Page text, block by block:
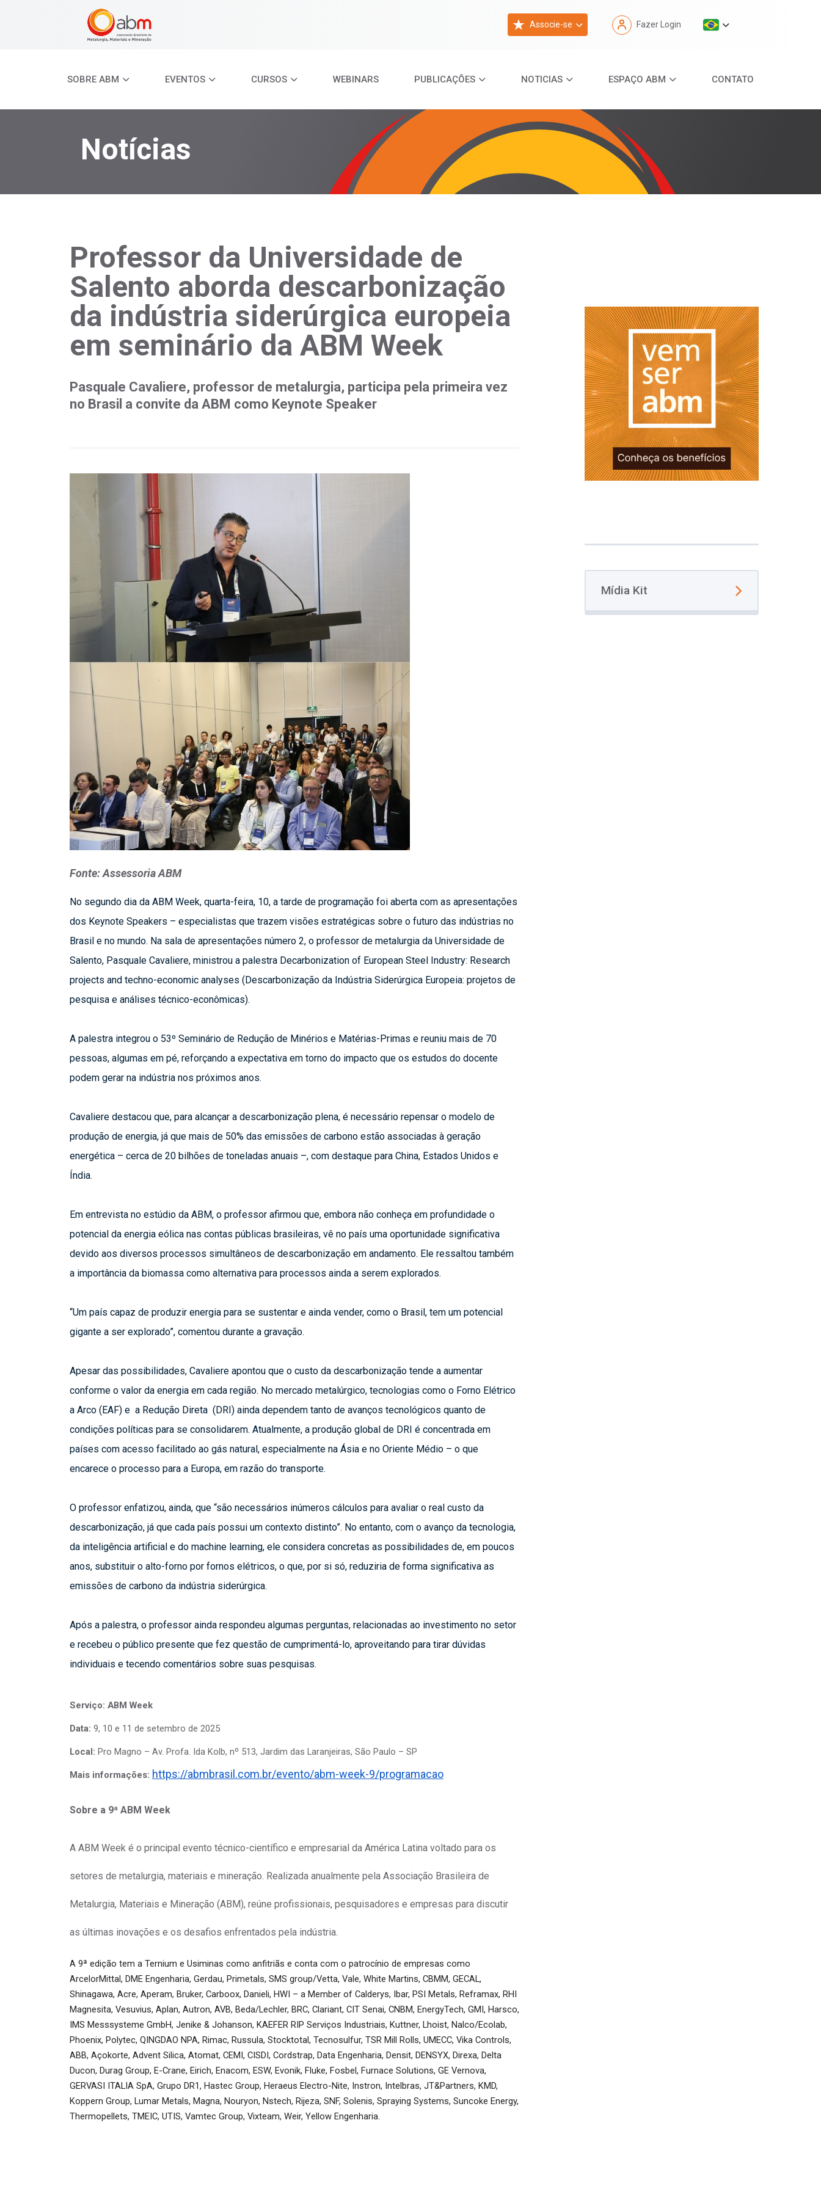
Associe-se Fazer Login
SOBRE ABM EVENTOS CURSOS WEBINARS PUBLICAÇÕES NOTICIAS ESPAÇO ABM CONTATO
Notícias
Professor da Universidade de
Salento aborda descarbonização
da indústria siderúrgica europeia
em seminário da ABM Week
Pasquale Cavaliere, professor de metalurgia, participa pela primeira vez
no Brasil a convite da ABM como Keynote Speaker
Fonte: Assessoria ABM
No segundo dia da ABM Week, quarta-feira, 10, a tarde de programação foi aberta com as apresentações
dos Keynote Speakers – especialistas que trazem visões estratégicas sobre o futuro das indústrias no
Brasil e no mundo. Na sala de apresentações número 2, o professor de metalurgia da Universidade de
Salento, Pasquale Cavaliere, ministrou a palestra Decarbonization of European Steel Industry: Research
projects and techno-economic analyses (Descarbonização da Indústria Siderúrgica Europeia: projetos de
pesquisa e análises técnico-econômicas).
A palestra integrou o 53º Seminário de Redução de Minérios e Matérias-Primas e reuniu mais de 70
pessoas, algumas em pé, reforçando a expectativa em torno do impacto que os estudos do docente
podem gerar na indústria nos próximos anos.
Cavaliere destacou que, para alcançar a descarbonização plena, é necessário repensar o modelo de
produção de energia, já que mais de 50% das emissões de carbono estão associadas à geração
energética – cerca de 20 bilhões de toneladas anuais –, com destaque para China, Estados Unidos e
Índia.
Em entrevista no estúdio da ABM, o professor afirmou que, embora não conheça em profundidade o
potencial da energia eólica nas contas públicas brasileiras, vê no país uma oportunidade significativa
devido aos diversos processos simultâneos de descarbonização em andamento. Ele ressaltou também
a importância da biomassa como alternativa para processos ainda a serem explorados.
“Um país capaz de produzir energia para se sustentar e ainda vender, como o Brasil, tem um potencial
gigante a ser explorado”, comentou durante a gravação.
Apesar das possibilidades, Cavaliere apontou que o custo da descarbonização tende a aumentar
conforme o valor da energia em cada região. No mercado metalúrgico, tecnologias como o Forno Elétrico
a Arco (EAF) e  a Redução Direta  (DRI) ainda dependem tanto de avanços tecnológicos quanto de
condições políticas para se consolidarem. Atualmente, a produção global de DRI é concentrada em
países com acesso facilitado ao gás natural, especialmente na Ásia e no Oriente Médio – o que
encarece o processo para a Europa, em razão do transporte.
O professor enfatizou, ainda, que “são necessários inúmeros cálculos para avaliar o real custo da
descarbonização, já que cada país possui um contexto distinto”. No entanto, com o avanço da tecnologia,
da inteligência artificial e do machine learning, ele considera concretas as possibilidades de, em poucos
anos, substituir o alto-forno por fornos elétricos, o que, por si só, reduziria de forma significativa as
emissões de carbono da indústria siderúrgica.
Após a palestra, o professor ainda respondeu algumas perguntas, relacionadas ao investimento no setor
e recebeu o público presente que fez questão de cumprimentá-lo, aproveitando para tirar dúvidas
individuais e tecendo comentários sobre suas pesquisas.
Serviço: ABM Week
Data: 9, 10 e 11 de setembro de 2025
Local: Pro Magno – Av. Profa. Ida Kolb, nº 513, Jardim das Laranjeiras, São Paulo – SP
Mais informações: https://abmbrasil.com.br/evento/abm-week-9/programacao
Sobre a 9ª ABM Week
A ABM Week é o principal evento técnico-científico e empresarial da América Latina voltado para os
setores de metalurgia, materiais e mineração. Realizada anualmente pela Associação Brasileira de
Metalurgia, Materiais e Mineração (ABM), reúne profissionais, pesquisadores e empresas para discutir
as últimas inovações e os desafios enfrentados pela indústria.
A 9ª edição tem a Ternium e Usiminas como anfitriãs e conta com o patrocínio de empresas como
ArcelorMittal, DME Engenharia, Gerdau, Primetals, SMS group/Vetta, Vale, White Martins, CBMM, GECAL,
Shinagawa, Acre, Aperam, Bruker, Carboox, Danieli, HWI – a Member of Calderys, Ibar, PSI Metals, Reframax, RHI
Magnesita, Vesuvius, Aplan, Autron, AVB, Beda/Lechler, BRC, Clariant, CIT Senai, CNBM, EnergyTech, GMI, Harsco,
IMS Messsysteme GmbH, Jenike & Johanson, KAEFER RIP Serviços Industriais, Kuttner, Lhoist, Nalco/Ecolab,
Phoenix, Polytec, QINGDAO NPA, Rimac, Russula, Stocktotal, Tecnosulfur, TSR Mill Rolls, UMECC, Vika Controls,
ABB, Açokorte, Advent Silica, Atomat, CEMI, CISDI, Cordstrap, Data Engenharia, Densit, DENSYX, Direxa, Delta
Ducon, Durag Group, E-Crane, Eirich, Enacom, ESW, Evonik, Fluke, Fosbel, Furnace Solutions, GE Vernova,
GERVASI ITALIA SpA, Grupo DR1, Hastec Group, Heraeus Electro-Nite, Instron, Intelbras, JT&Partners, KMD,
Koppern Group, Lumar Metals, Magna, Nouryon, Nstech, Rijeza, SNF, Solenis, Spraying Systems, Suncoke Energy,
Thermopellets, TMEIC, UTIS, Vamtec Group, Vixteam, Weir, Yellow Engenharia.
Mídia Kit